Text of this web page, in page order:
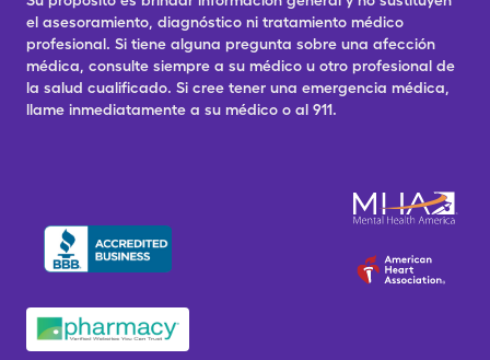
el asesoramiento, diagnóstico ni tratamiento médico
profesional. Si tiene alguna pregunta sobre una afección
médica, consulte siempre a su médico u otro profesional de
la salud cualificado. Si cree tener una emergencia médica,
llame inmediatamente a su médico o al 911.